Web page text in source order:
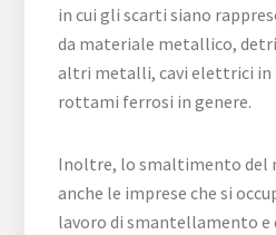
in cui gli scarti siano
da materiale metallico,
altri metalli, cavi elettrici in
rottami ferrosi in genere.
Inoltre, lo smaltimento del
anche le imprese che si
lavoro di smantellamento e